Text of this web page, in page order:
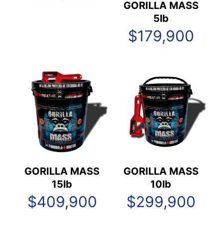
GORILLA MASS
5lb
$179,900
GORILLA MASS
15lb
$409,900
GORILLA MASS
10lb
$299,900